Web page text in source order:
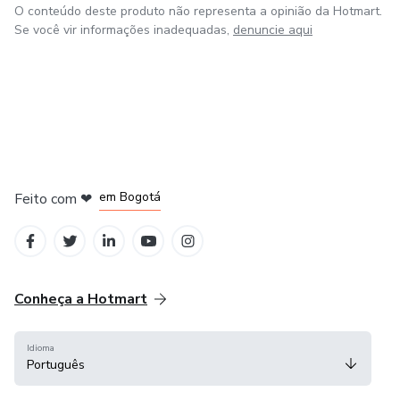
o avanço da educação no Brasil.
O conteúdo deste produto não representa a opinião da Hotmart.
Se você vir informações inadequadas, denuncie aqui
Feito com ❤ em Bogotá
Conheça a Hotmart
Idioma
Português